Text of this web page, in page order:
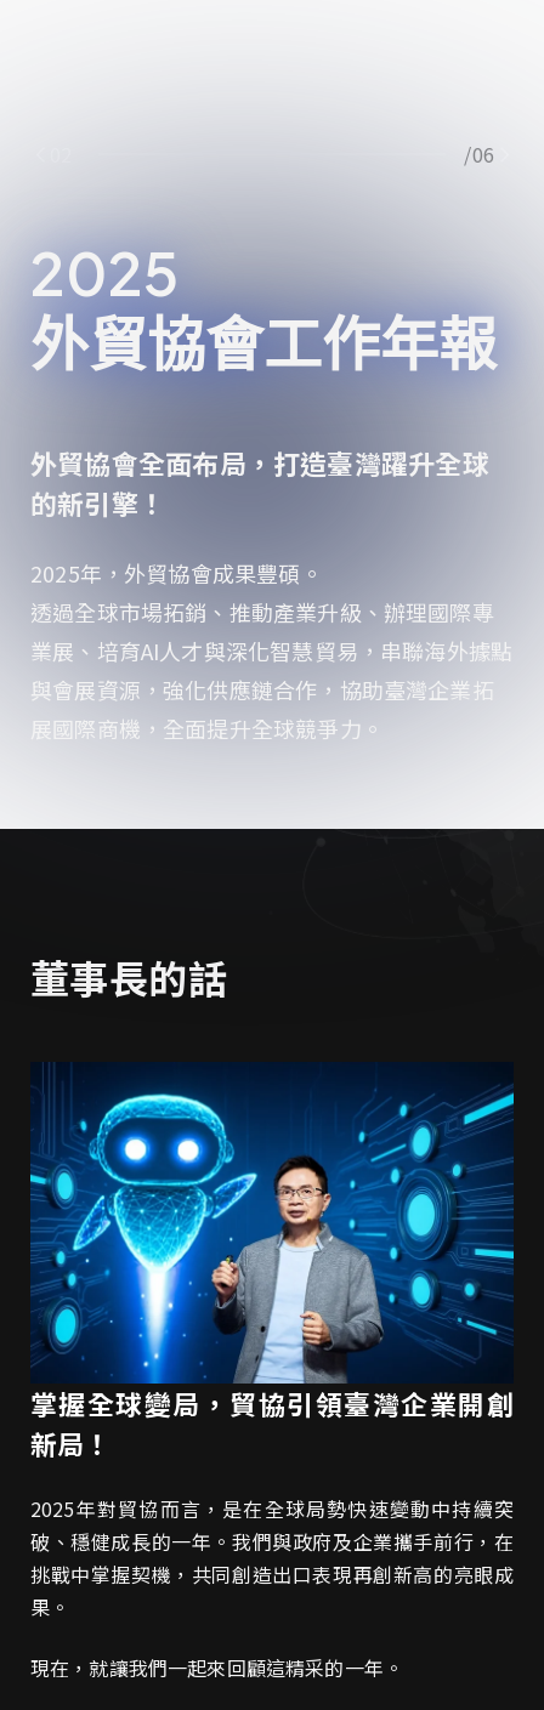
/06
2025
外貿協會工作年報
外貿協會全面布局，打造臺灣躍升全球
的新引擎！
2025年，外貿協會成果豐碩。
透過全球市場拓銷、推動產業升級、辦理國際專
業展、培育AI人才與深化智慧貿易，串聯海外據點
與會展資源，強化供應鏈合作，協助臺灣企業拓
展國際商機，全面提升全球競爭力。
董事長的話
掌握全球變局，貿協引領臺灣企業開創
新局！
2025年對貿協而言，是在全球局勢快速變動中持續突
破、穩健成長的一年。我們與政府及企業攜手前行，在
挑戰中掌握契機，共同創造出口表現再創新高的亮眼成
果。
現在，就讓我們一起來回顧這精采的一年。